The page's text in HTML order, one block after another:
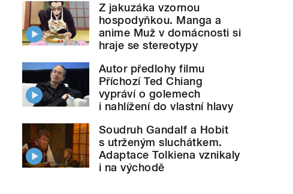
Z jakuzáka vzornou
hospodyňkou. Manga a
anime Muž v domácnosti si
hraje se stereotypy
Autor předlohy filmu
Příchozí Ted Chiang
vypráví o golemech
i nahlížení do vlastní hlavy
Soudruh Gandalf a Hobit
s utrženým sluchátkem.
Adaptace Tolkiena vznikaly
i na východě